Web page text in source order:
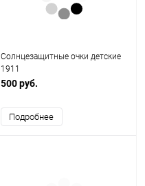
Солнцезащитные очки детские
1911
500 руб.
Подробнее